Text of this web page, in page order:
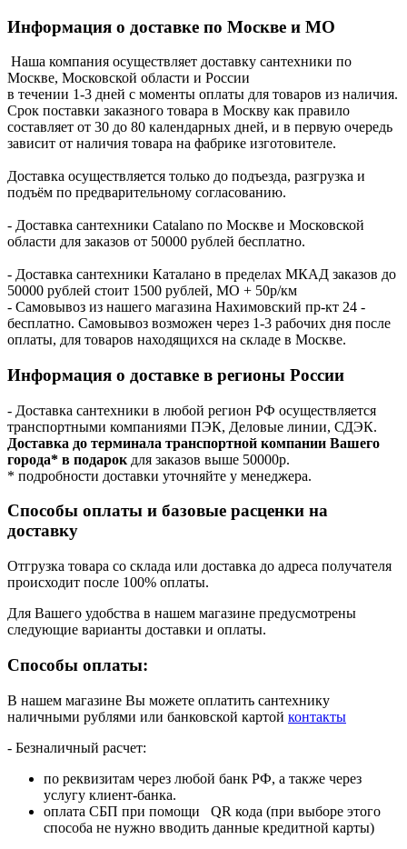
Информация о доставке по Москве и МО
Наша компания осуществляет доставку сантехники по
Москве, Московской области и России
в течении 1-3 дней с моменты оплаты для товаров из наличия.
Срок поставки заказного товара в Москву как правило
составляет от 30 до 80 календарных дней, и в первую очередь
зависит от наличия товара на фабрике изготовителе.
Доставка осуществляется только до подъезда, разгрузка и
подъём по предварительному согласованию.
- Доставка сантехники Catalano по Москве и Московской
области для заказов от 50000 рублей бесплатно.
- Доставка сантехники Каталано в пределах МКАД заказов до
50000 рублей стоит 1500 рублей, МО + 50р/км
- Самовывоз из нашего магазина Нахимовский пр-кт 24 -
бесплатно. Самовывоз возможен через 1-3 рабочих дня после
оплаты, для товаров находящихся на складе в Москве.
Информация о доставке в регионы России
- Доставка сантехники в любой регион РФ осуществляется
транспортными компаниями ПЭК, Деловые линии, СДЭК.
Доставка до терминала транспортной компании Вашего
города* в подарок для заказов выше 50000р.
* подробности доставки уточняйте у менеджера.
Способы оплаты и базовые расценки на
доставку
Отгрузка товара со склада или доставка до адреса получателя
происходит после 100% оплаты.
Для Вашего удобства в нашем магазине предусмотрены
следующие варианты доставки и оплаты.
Способы оплаты:
В нашем магазине Вы можете оплатить сантехнику
наличными рублями или банковской картой контакты
- Безналичный расчет:
по реквизитам через любой банк РФ, а также через
услугу клиент-банка.
оплата СБП при помощи QR кода (при выборе этого
способа не нужно вводить данные кредитной карты)